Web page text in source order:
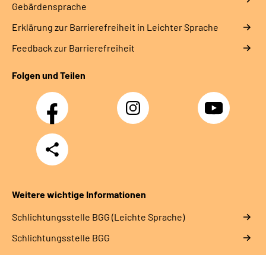
Gebärdensprache
Erklärung zur Barrierefreiheit in Leichter Sprache
Feedback zur Barrierefreiheit
Folgen und Teilen
Facebook Instagram YouTube
Teilen
Weitere wichtige Informationen
Schlich­tungs­stel­le BGG (Leichte Sprache)
Schlich­tungs­stel­le BGG